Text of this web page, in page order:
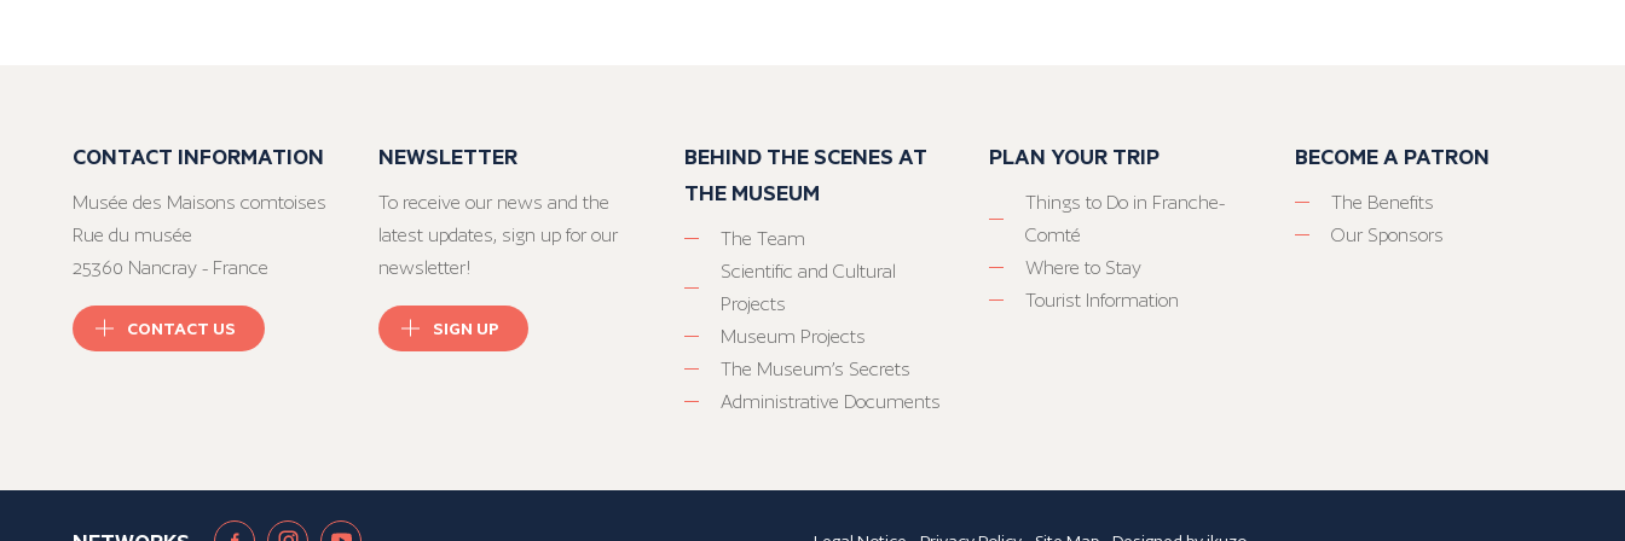
CONTACT INFORMATION
Musée des Maisons comtoises
Rue du musée
25360 Nancray - France
CONTACT US
NEWSLETTER
To receive our news and the
latest updates, sign up for our
newsletter!
SIGN UP
BEHIND THE SCENES AT
THE MUSEUM
The Team
Scientific and Cultural
Projects
Museum Projects
The Museum’s Secrets
Administrative Documents
PLAN YOUR TRIP
Things to Do in Franche-
Comté
Where to Stay
Tourist Information
BECOME A PATRON
The Benefits
Our Sponsors